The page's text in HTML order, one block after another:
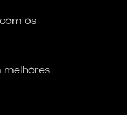
os
melhores